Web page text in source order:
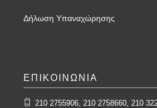
Δήλωση Υπαναχώρησης
ΕΠΙΚΟΙΝΩΝΙΑ
210 2755906, 210 2758660, 210